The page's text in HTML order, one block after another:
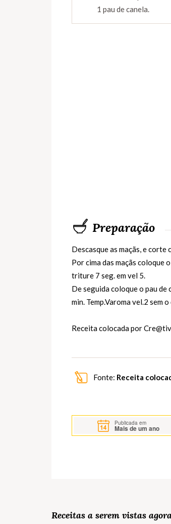
1 pau de canela.
Preparação
Descasque as maçãs, e
Por cima das maçãs coloque
triture 7 seg. em vel 5.
De seguida coloque o pau de
min. Temp.Varoma vel.2 sem
Receita colocada por
Fonte: Receita
Publicada em
Mais de um ano
Receitas a serem vistas